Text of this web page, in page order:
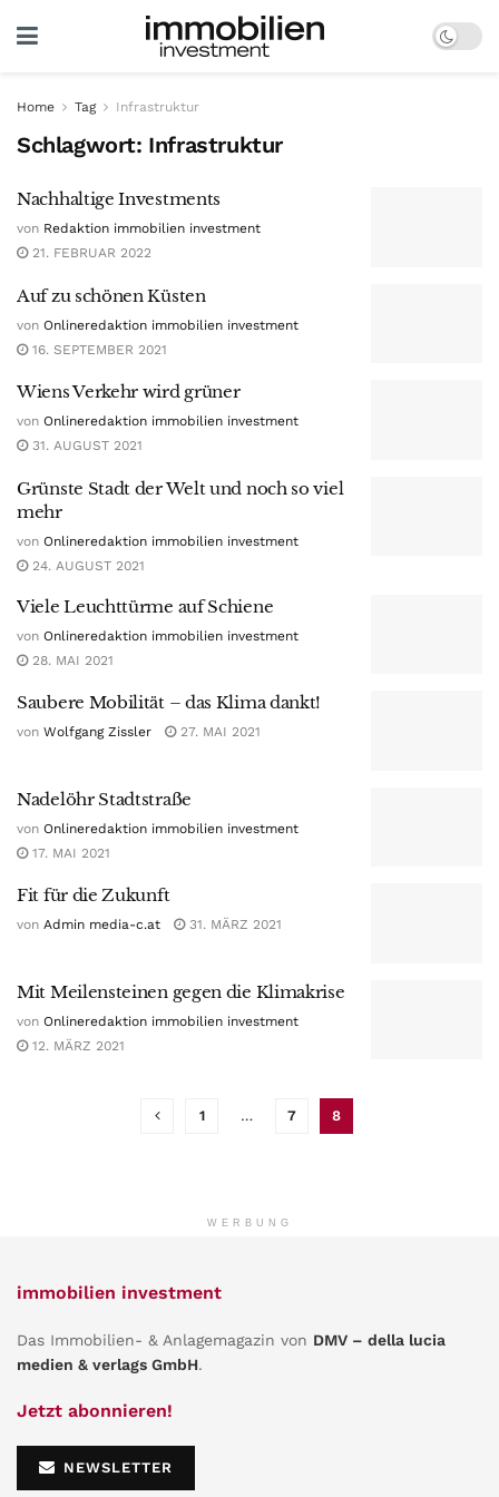
Home Tag Infrastruktur
Schlagwort: Infrastruktur
Nachhaltige Investments
von Redaktion immobilien investment
21. FEBRUAR 2022
Auf zu schönen Küsten
von Onlineredaktion immobilien investment
16. SEPTEMBER 2021
Wiens Verkehr wird grüner
von Onlineredaktion immobilien investment
31. AUGUST 2021
Grünste Stadt der Welt und noch so viel
mehr
von Onlineredaktion immobilien investment
24. AUGUST 2021
Viele Leuchttürme auf Schiene
von Onlineredaktion immobilien investment
28. MAI 2021
Saubere Mobilität – das Klima dankt!
von Wolfgang Zissler 27. MAI 2021
Nadelöhr Stadtstraße
von Onlineredaktion immobilien investment
17. MAI 2021
Fit für die Zukunft
von Admin media-c.at 31. MÄRZ 2021
Mit Meilensteinen gegen die Klimakrise
von Onlineredaktion immobilien investment
12. MÄRZ 2021
1 … 7 8
WERBUNG
immobilien investment
Das Immobilien- & Anlagemagazin von DMV – della lucia
medien & verlags GmbH.
Jetzt abonnieren!
NEWSLETTER